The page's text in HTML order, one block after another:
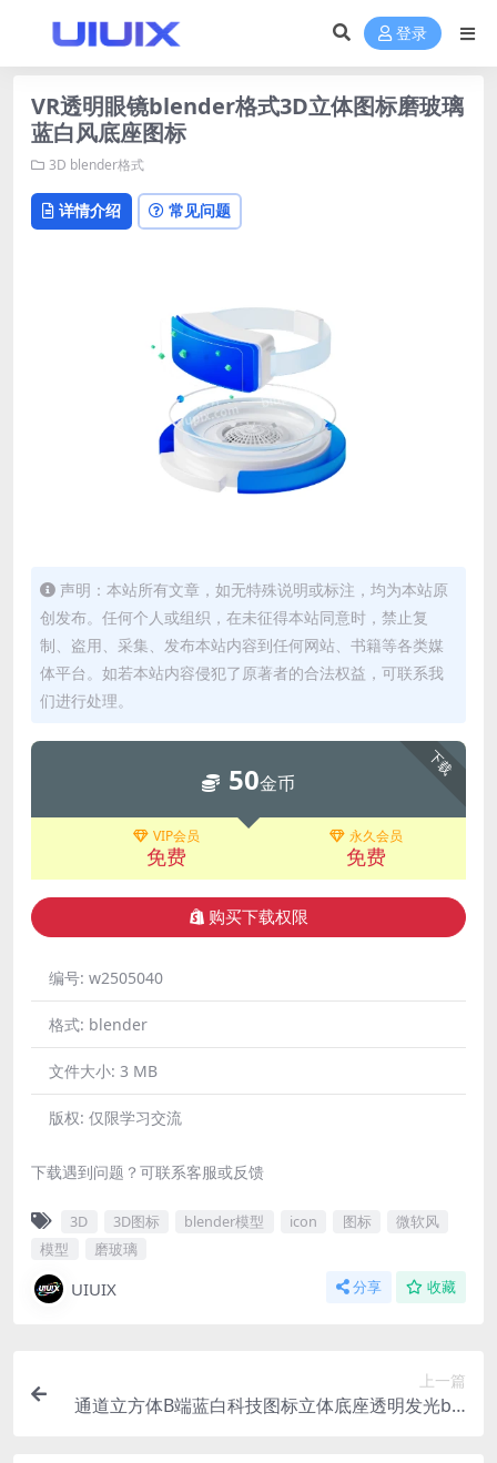
登录
VR透明眼镜blender格式3D立体图标磨玻璃
蓝白风底座图标
3D blender格式
详情介绍 常见问题
声明：本站所有文章，如无特殊说明或标注，均为本站原
创发布。任何个人或组织，在未征得本站同意时，禁止复
制、盗用、采集、发布本站内容到任何网站、书籍等各类媒
体平台。如若本站内容侵犯了原著者的合法权益，可联系我
们进行处理。
下载
50金币
VIP会员
免费
永久会员
免费
购买下载权限
编号: w2505040
格式: blender
文件大小: 3 MB
版权: 仅限学习交流
下载遇到问题？可联系客服或反馈
3D 3D图标 blender模型 icon 图标
微软风
模型
磨玻璃
UIUIX 分享 收藏
上一篇
通道立方体B端蓝白科技图标立体底座透明发光ble